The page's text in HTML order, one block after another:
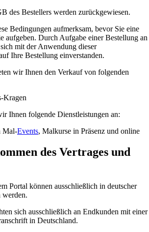
des Bestellers werden zurückgewiesen.
Bedingungen aufmerksam, bevor Sie eine
aufgeben. Durch Aufgabe einer Bestellung an
mit der Anwendung dieser
Ihre Bestellung einverstanden.
wir Ihnen den Verkauf von folgenden
Kragen
Ihnen folgende Dienstleistungen an:
Mal-Events, Malkurse in Präsenz und online
des Vertrages und
Portal können ausschließlich in deutscher
werden.
sich ausschließlich an Endkunden mit einer
in Deutschland.